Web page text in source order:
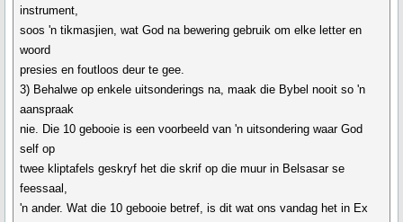
instrument,
soos 'n tikmasjien, wat God na bewering gebruik om elke letter en
woord
presies en foutloos deur te gee.
3) Behalwe op enkele uitsonderings na, maak die Bybel nooit so 'n
aanspraak
nie. Die 10 gebooie is een voorbeeld van 'n uitsondering waar God
self op
twee kliptafels geskryf het die skrif op die muur in Belsasar se
feessaal,
'n ander. Wat die 10 gebooie betref, is dit wat ons vandag het in Ex